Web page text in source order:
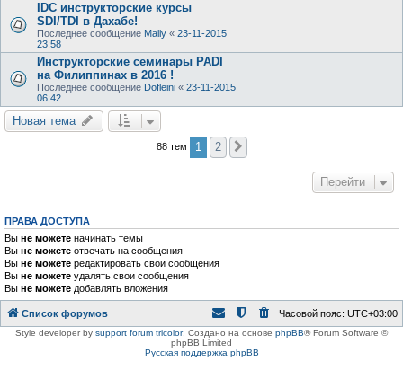
IDC инструкторские курсы
SDI/TDI в Дахабе!
Последнее сообщение Maliy « 23-11-2015
23:58
Инструкторские семинары PADI
на Филиппинах в 2016 !
Последнее сообщение Dofleini « 23-11-2015
06:42
Новая тема
88 тем 1 2
Перейти
ПРАВА ДОСТУПА
Вы не можете начинать темы
Вы не можете отвечать на сообщения
Вы не можете редактировать свои сообщения
Вы не можете удалять свои сообщения
Вы не можете добавлять вложения
Список форумов Часовой пояс: UTC+03:00
Style developer by support forum tricolor, Создано на основе phpBB® Forum Software ©
phpBB Limited
Русская поддержка phpBB